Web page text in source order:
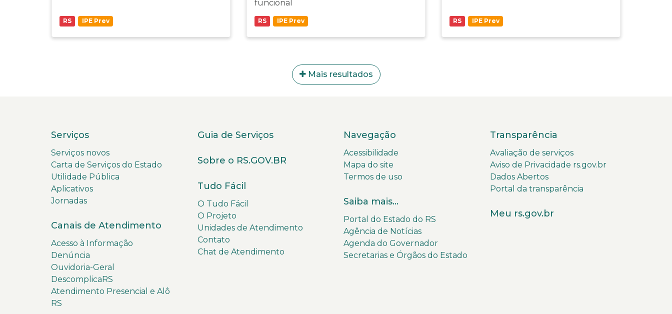
RS IPE Prev
funcional
RS IPE Prev RS IPE Prev
Mais resultados
Serviços
Serviços novos
Carta de Serviços do Estado
Utilidade Pública
Aplicativos
Jornadas
Canais de Atendimento
Acesso à Informação
Denúncia
Ouvidoria-Geral
DescomplicaRS
Atendimento Presencial e Alô
RS
Guia de Serviços
Sobre o RS.GOV.BR
Tudo Fácil
O Tudo Fácil
O Projeto
Unidades de Atendimento
Contato
Chat de Atendimento
Navegação
Acessibilidade
Mapa do site
Termos de uso
Saiba mais...
Portal do Estado do RS
Agência de Notícias
Agenda do Governador
Secretarias e Órgãos do Estado
Transparência
Avaliação de serviços
Aviso de Privacidade rs.gov.br
Dados Abertos
Portal da transparência
Meu rs.gov.br